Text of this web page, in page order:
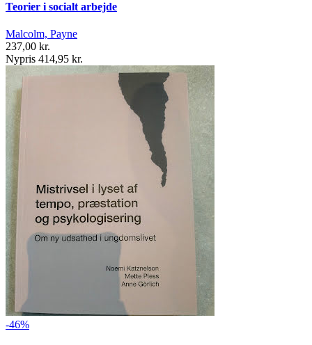
Teorier i socialt arbejde
Malcolm, Payne
237,00 kr.
Nypris 414,95 kr.
-46%